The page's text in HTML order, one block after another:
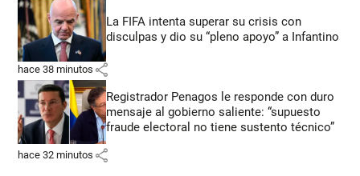
La FIFA intenta superar su crisis con
disculpas y dio su “pleno apoyo” a Infantino
hace 38 minutos share
Registrador Penagos le responde con duro
mensaje al gobierno saliente: “supuesto
fraude electoral no tiene sustento técnico”
hace 32 minutos share